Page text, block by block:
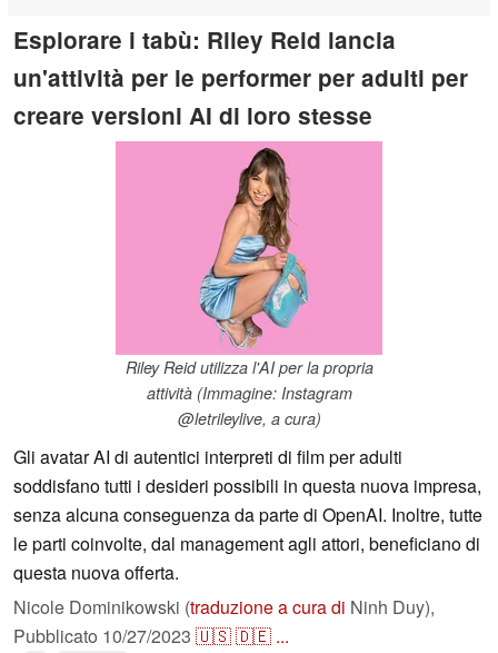
Esplorare i tabù: Riley Reid lancia
un'attività per le performer per adulti per
creare versioni AI di loro stesse
Riley Reid utilizza l'AI per la propria
attività (Immagine: Instagram
@letrileylive, a cura)
Gli avatar AI di autentici interpreti di film per adulti
soddisfano tutti i desideri possibili in questa nuova impresa,
senza alcuna conseguenza da parte di OpenAI. Inoltre, tutte
le parti coinvolte, dal management agli attori, beneficiano di
questa nuova offerta.
Nicole Dominikowski (traduzione a cura di Ninh Duy),
Pubblicato 10/27/2023 🇺🇸🇩🇪 ...